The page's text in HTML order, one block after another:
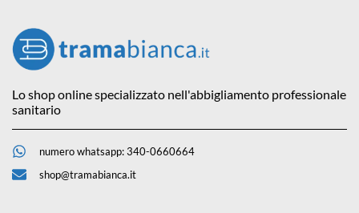
Lo shop online specializzato nell'abbigliamento professionale
sanitario
numero whatsapp: 340-0660664
shop@tramabianca.it